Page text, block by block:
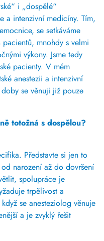
i „dospělé“
a intenzivní medicíny. Tím,
se setkáváme
pacientů, mnohdy s velmi
výkony. Jsme tedy
pacienty. V mém
anestezii a intenzivní
se věnuji již pouze
totožná s dospělou?
Představte si jen to
narození až do dovršení
spolupráce je
trpělivost a
když se anesteziolog věnuje
a je zvyklý řešit